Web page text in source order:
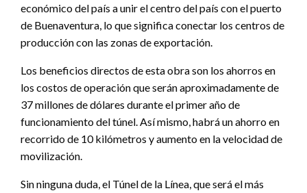
económico del país a unir el centro del país con el puerto
de Buenaventura, lo que significa conectar los centros de
producción con las zonas de exportación.
Los beneficios directos de esta obra son los ahorros en
los costos de operación que serán aproximadamente de
37 millones de dólares durante el primer año de
funcionamiento del túnel. Así mismo, habrá un ahorro en
recorrido de 10 kilómetros y aumento en la velocidad de
movilización.
Sin ninguna duda, el Túnel de la Línea, que será el más